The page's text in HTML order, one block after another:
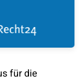
für die